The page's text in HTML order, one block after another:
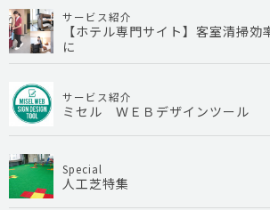
サービス紹介
【ホテル専門サイト】客室清掃
に
サービス紹介
ミセル ＷＥＢデザインツール
Special
人工芝特集